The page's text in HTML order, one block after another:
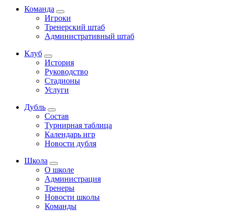
Команда
Игроки
Тренерский штаб
Административный штаб
Клуб
История
Руководство
Стадионы
Услуги
Дубль
Состав
Турнирная таблица
Календарь игр
Новости дубля
Школа
О школе
Администрация
Тренеры
Новости школы
Команды